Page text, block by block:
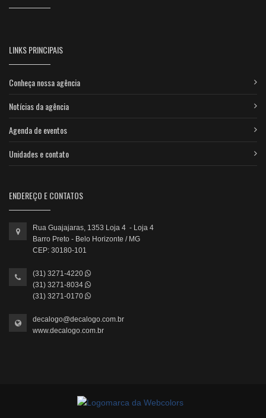
LINKS PRINCIPAIS
Conheça nossa agência
Notícias da agência
Agenda de eventos
Unidades e contato
ENDEREÇO E CONTATOS
Rua Guajajaras, 1353 Loja 4 - Loja 4
Barro Preto - Belo Horizonte / MG
CEP: 30180-101
(31) 3271-4220
(31) 3271-8034
(31) 3271-0170
decalogo@decalogo.com.br
www.decalogo.com.br